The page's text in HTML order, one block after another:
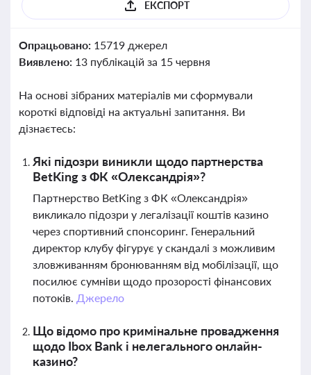
ЕКСПОРТ
Опрацьовано: 15719 джерел
Виявлено: 13 публікацій за 15 червня
На основі зібраних матеріалів ми сформували
короткі відповіді на актуальні запитання. Ви
дізнаєтесь:
Які підозри виникли щодо партнерства
BetKing з ФК «Олександрія»?
Партнерство BetKing з ФК «Олександрія»
викликало підозри у легалізації коштів казино
через спортивний спонсоринг. Генеральний
директор клубу фігурує у скандалі з можливим
зловживанням бронюванням від мобілізації, що
посилює сумніви щодо прозорості фінансових
потоків. Джерело
Що відомо про кримінальне провадження
щодо Ibox Bank і нелегального онлайн-
казино?